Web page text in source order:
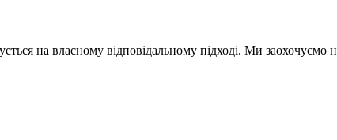
на власному відповідальному підході. Ми заохочуємо